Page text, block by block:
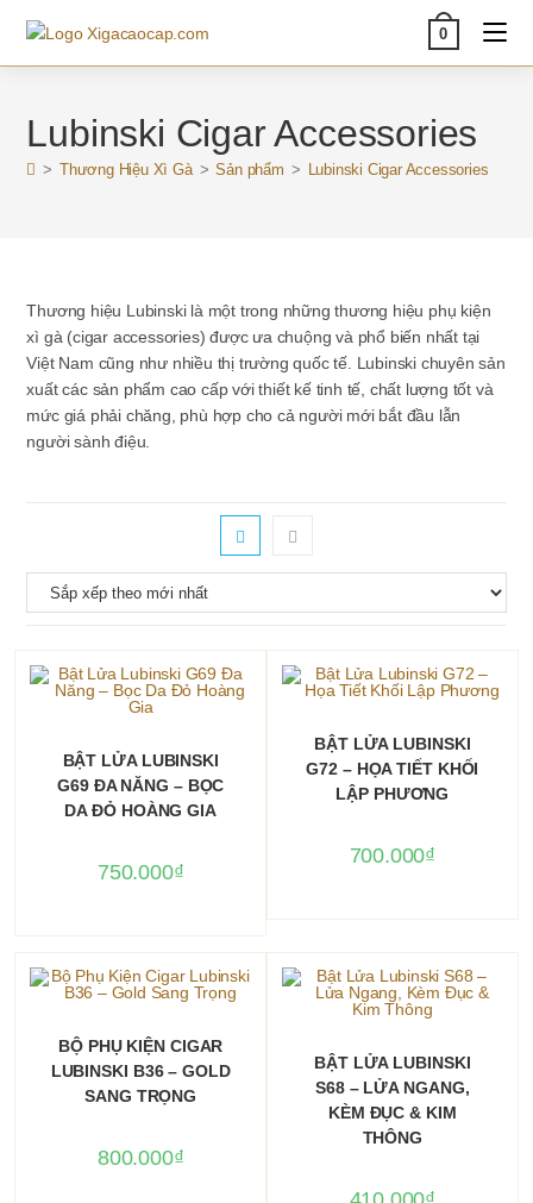
content
0
Lubinski Cigar Accessories
> Thương Hiệu Xì Gà > Sản phẩm > Lubinski Cigar Accessories
Thương hiệu Lubinski là một trong những thương hiệu phụ kiện
xì gà (cigar accessories) được ưa chuộng và phổ biến nhất tại
Việt Nam cũng như nhiều thị trường quốc tế. Lubinski chuyên sản
xuất các sản phẩm cao cấp với thiết kế tinh tế, chất lượng tốt và
mức giá phải chăng, phù hợp cho cả người mới bắt đầu lẫn
người sành điệu.
THÊM VÀO GIỎ HÀNG
BẬT LỬA LUBINSKI
G69 ĐA NĂNG – BỌC
DA ĐỎ HOÀNG GIA
750.000₫
THÊM VÀO GIỎ HÀNG
BẬT LỬA LUBINSKI
G72 – HỌA TIẾT KHỐI
LẬP PHƯƠNG
700.000₫
THÊM VÀO GIỎ HÀNG
BỘ PHỤ KIỆN CIGAR
LUBINSKI B36 – GOLD
SANG TRỌNG
800.000₫
THÊM VÀO GIỎ HÀNG
BẬT LỬA LUBINSKI
S68 – LỬA NGANG,
KÈM ĐỤC & KIM
THÔNG